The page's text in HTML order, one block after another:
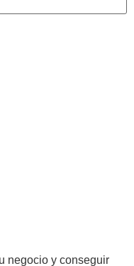
negocio y conseguir